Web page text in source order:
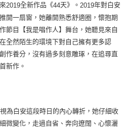
2019全新作品《44天》。 2019年對白安
開一扇窗，她離開熟悉舒適圈，懷抱期
節目【我是唱作人】舞台，她聽見來自
全然陌生的環境下對自己擁有更多認
作養分，沒有過多刻意雕琢，在追尋直
新作。
為白安這段時日的內心轉折，她仔細收
微變化，走過自省、奔向遼闊、心懷灑